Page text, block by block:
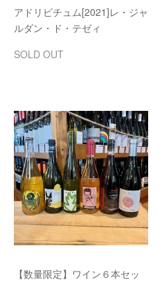
アドリビチュム[2021]レ・ジャ
ルダン・ド・テゼィ
SOLD OUT
【数量限定】ワイン６本セッ